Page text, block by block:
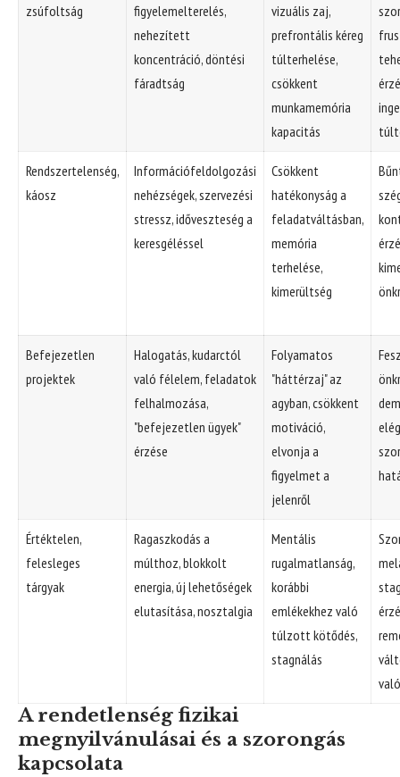
zsúfoltság
figyelemelterelés,
nehezített
koncentráció, döntési
fáradtság
vizuális zaj,
prefrontális kéreg
túlterhelése,
csökkent
munkamemória
kapacitás
Rendszertelenség,
káosz
Információfeldolgozási
nehézségek, szervezési
stressz, időveszteség a
keresgéléssel
Csökkent
hatékonyság a
feladatváltásban,
memória
terhelése,
kimerültség
Befejezetlen
projektek
Halogatás, kudarctól
való félelem, feladatok
felhalmozása,
"befejezetlen ügyek"
érzése
Folyamatos
"háttérzaj" az
agyban, csökkent
motiváció,
elvonja a
figyelmet a
jelenről
Értéktelen,
felesleges
tárgyak
Ragaszkodás a
múlthoz, blokkolt
energia, új lehetőségek
elutasítása, nosztalgia
Mentális
rugalmatlanság,
korábbi
emlékekhez való
túlzott kötődés,
stagnálás
A rendetlenség fizikai
megnyilvánulásai és a szorongás
kapcsolata